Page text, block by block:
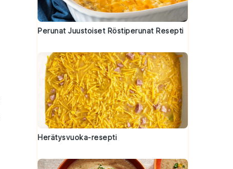
Perunat Juustoiset Röstiperunat Resepti
Herätysvuoka-resepti